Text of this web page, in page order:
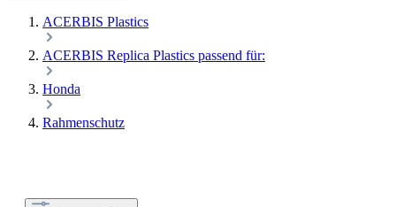
ACERBIS Plastics
ACERBIS Replica Plastics passend für:
Honda
Rahmenschutz